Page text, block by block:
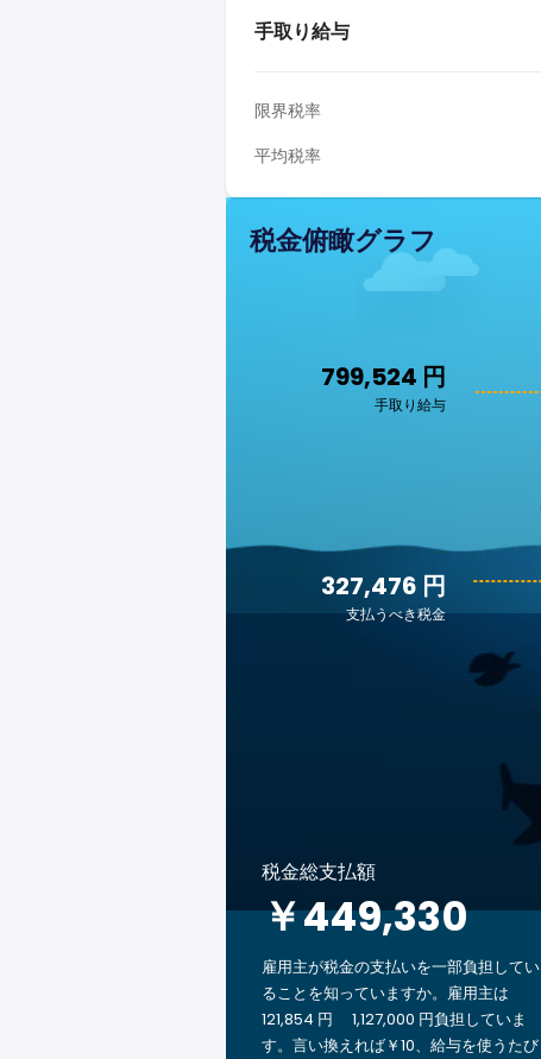
手取り給与
限界税率
平均税率
税金俯瞰グラフ
799,524 円
手取り給与
327,476 円
支払うべき税金
税金総支払額
￥449,330
雇用主が税金の支払いを一部負担してい
ることを知っていますか。雇用主は
121,854 円 1,127,000 円負担していま
す。言い換えれば￥10、給与を使うたび